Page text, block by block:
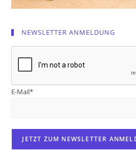
NEWSLETTER ANMELDUNG
E-Mail*